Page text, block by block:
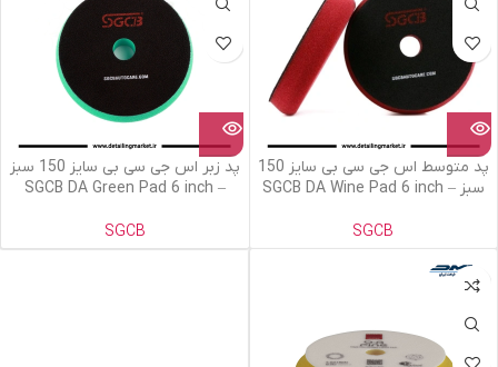
پد متوسط اس جی سی بی سایز 150
سبز – SGCB DA Wine Pad 6 inch
SGCB
پد زبر اس جی سی بی سایز 150 سبز
– SGCB DA Green Pad 6 inch
SGCB